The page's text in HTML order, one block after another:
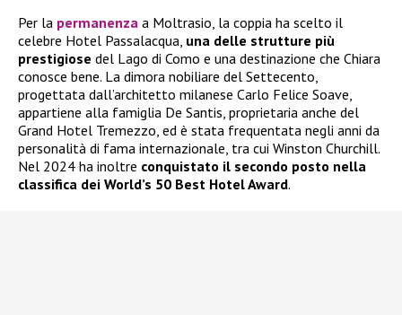
Per la permanenza a Moltrasio, la coppia ha scelto il
celebre Hotel Passalacqua, una delle strutture più
prestigiose del Lago di Como e una destinazione che Chiara
conosce bene. La dimora nobiliare del Settecento,
progettata dall’architetto milanese Carlo Felice Soave,
appartiene alla famiglia De Santis, proprietaria anche del
Grand Hotel Tremezzo, ed è stata frequentata negli anni da
personalità di fama internazionale, tra cui Winston Churchill.
Nel 2024 ha inoltre conquistato il secondo posto nella
classifica dei World’s 50 Best Hotel Award.